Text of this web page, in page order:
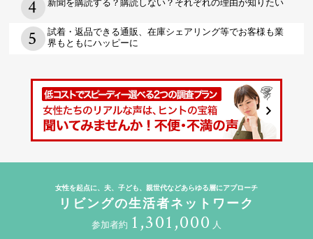
新聞を購読する？購読しない？それぞれの理由が知りたい
試着・返品できる通販、在庫シェアリング等でお客様も業
界もともにハッピーに
女性を起点に、夫、子ども、親世代などあらゆる層にアプローチ
リビングの生活者ネットワーク
参加者約 1,301,000 人